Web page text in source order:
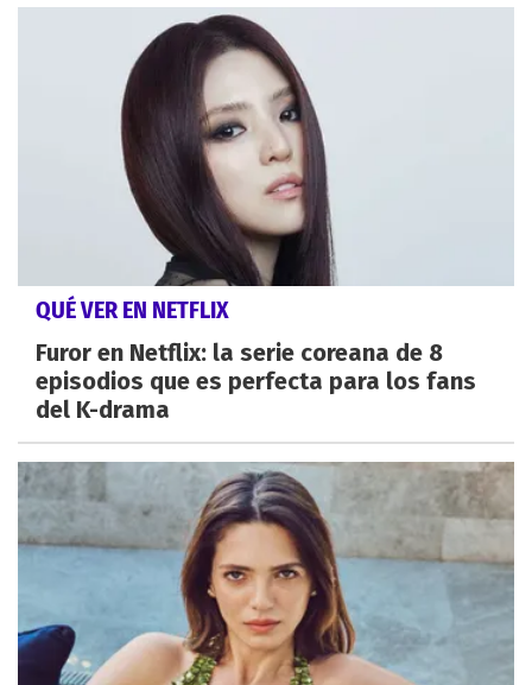
QUÉ VER EN NETFLIX
Furor en Netflix: la serie coreana de 8
episodios que es perfecta para los fans
del K-drama